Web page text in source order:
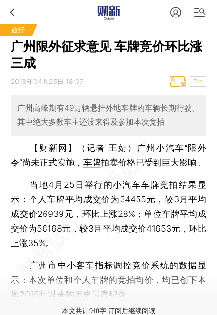
政经
广州限外征求意见 车牌竞价环比涨
三成
2018年04月25日 18:07 T中
广州高峰期有49万辆悬挂外地车牌的车辆长期行驶。
其中绝大多数车主还没来得及参加本次竞拍
【财新网】（记者 王婧） 广州小汽车“限外
令”尚未正式实施，车牌拍卖价格已受到巨大影响。
当地4月25日举行的小汽车车牌竞拍结果显
示：个人车牌平均成交价为34455元，较3月平均
成交价26939元，环比上涨28%；单位车牌平均成
交价为56168元，较3月平均成交价41653元，环比
上涨35%。
广州市中小客车指标调控竞价系统的数据显
示：本次单位和个人车牌的竞拍均价，均已创下本
地2016年以来的历史最高纪录。
本文共计940字 订阅后继续阅读